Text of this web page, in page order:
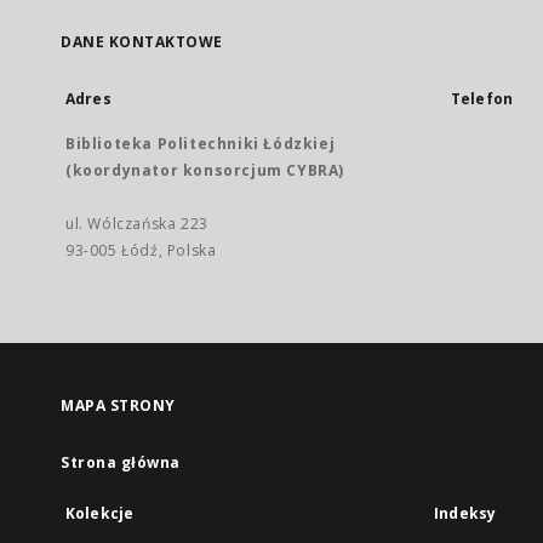
DANE KONTAKTOWE
Adres
Biblioteka Politechniki Łódzkiej
(koordynator konsorcjum CYBRA)
ul. Wólczańska 223
93-005 Łódź, Polska
Telefon
MAPA STRONY
Strona główna
Kolekcje Indeksy